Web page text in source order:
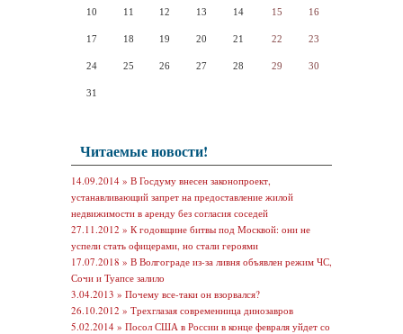
10 11 12 13 14 15 16
17 18 19 20 21 22 23
24 25 26 27 28 29 30
31
Читаемые новости!
14.09.2014 » В Госдуму внесен законопроект,
устанавливающий запрет на предоставление жилой
недвижимости в аренду без согласия соседей
27.11.2012 » К годовщине битвы под Москвой: они не
успели стать офицерами, но стали героями
17.07.2018 » В Волгограде из-за ливня объявлен режим ЧС,
Сочи и Туапсе залило
3.04.2013 » Почему все-таки он взорвался?
26.10.2012 » Трехглазая современница динозавров
5.02.2014 » Посол США в России в конце февраля уйдет со